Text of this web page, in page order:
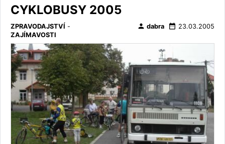
CYKLOBUSY 2005
ZPRAVODAJSTVÍ -
ZAJÍMAVOSTI
person dabra date_range 23.03.2005